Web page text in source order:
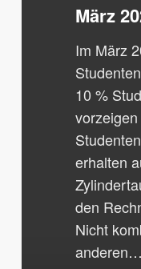
März
Im März
10 %
erhalten
den
Nicht
anderen…